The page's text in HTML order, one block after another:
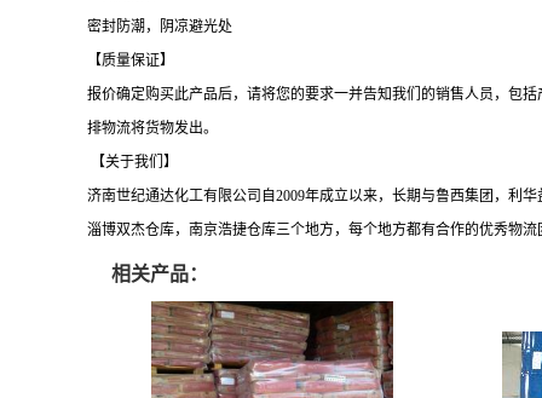
密封防潮，阴凉避光处
【质量保证】
报价确定购买此产品后，请将您的要求一并告知我们的销售人员，包
排物流将货物发出。
【关于我们】
济南世纪通达化工有限公司自2009年成立以来，长期与鲁西集团，利
淄博双杰仓库，南京浩捷仓库三个地方，每个地方都有合作的优秀物
相关产品：